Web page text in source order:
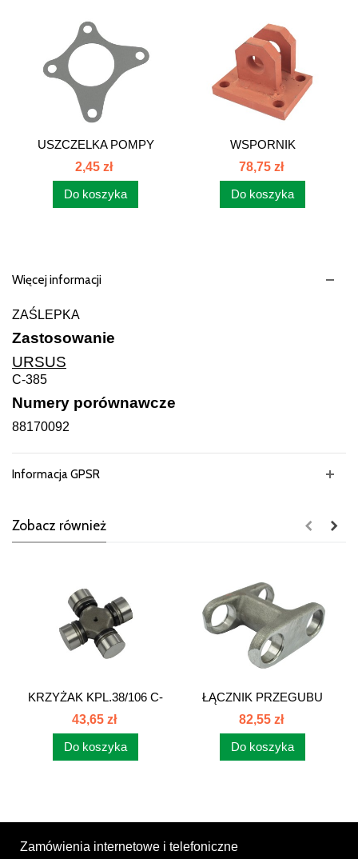
USZCZELKA POMPY
SERWOMECHANIZMU...
2,45 zł
Do koszyka
WSPORNIK
SIŁOWNIKA...
78,75 zł
Do koszyka
Więcej informacji
ZAŚLEPKA
Zastosowanie
URSUS
C-385
Numery porównawcze
88170092
Informacja GPSR
Zobacz również
KRZYŻAK KPL.38/106 C-
385 ZETOR...
43,65 zł
Do koszyka
ŁĄCZNIK PRZEGUBU
C385 88170084
82,55 zł
Do koszyka
Zamówienia internetowe i telefoniczne